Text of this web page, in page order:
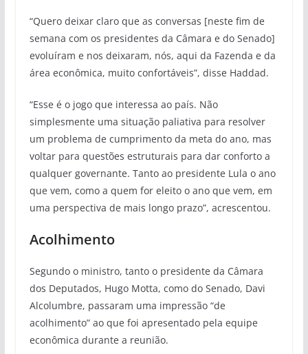
“Quero deixar claro que as conversas [neste fim de
semana com os presidentes da Câmara e do Senado]
evoluíram e nos deixaram, nós, aqui da Fazenda e da
área econômica, muito confortáveis”, disse Haddad.
“Esse é o jogo que interessa ao país. Não
simplesmente uma situação paliativa para resolver
um problema de cumprimento da meta do ano, mas
voltar para questões estruturais para dar conforto a
qualquer governante. Tanto ao presidente Lula o ano
que vem, como a quem for eleito o ano que vem, em
uma perspectiva de mais longo prazo”, acrescentou.
Acolhimento
Segundo o ministro, tanto o presidente da Câmara
dos Deputados, Hugo Motta, como do Senado, Davi
Alcolumbre, passaram uma impressão “de
acolhimento” ao que foi apresentado pela equipe
econômica durante a reunião.